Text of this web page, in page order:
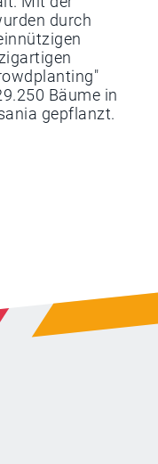
durch
Bäume in
gepflanzt.